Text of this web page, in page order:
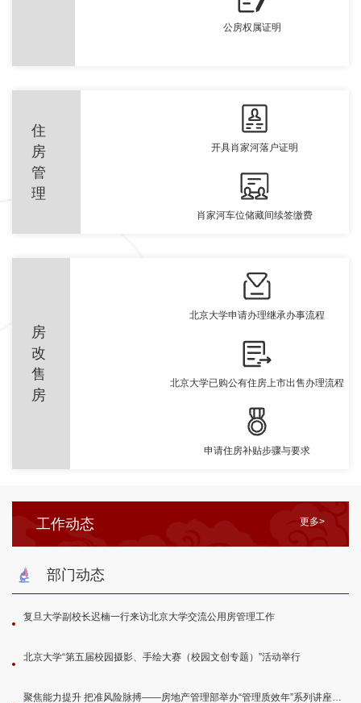
公房权属证明
住
房
管
理
开具肖家河落户证明
肖家河车位储藏间续签缴费
房
改
售
房
北京大学申请办理继承办事流程
北京大学已购公有住房上市出售办理流程
申请住房补贴步骤与要求
工作动态 更多>
部门动态
复旦大学副校长迟楠一行来访北京大学交流公用房管理工作
北京大学“第五届校园摄影、手绘大赛（校园文创专题）”活动举行
聚焦能力提升 把准风险脉搏——房地产管理部举办“管理质效年”系列讲座第二讲